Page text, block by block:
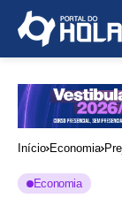
Início Economia
Economia